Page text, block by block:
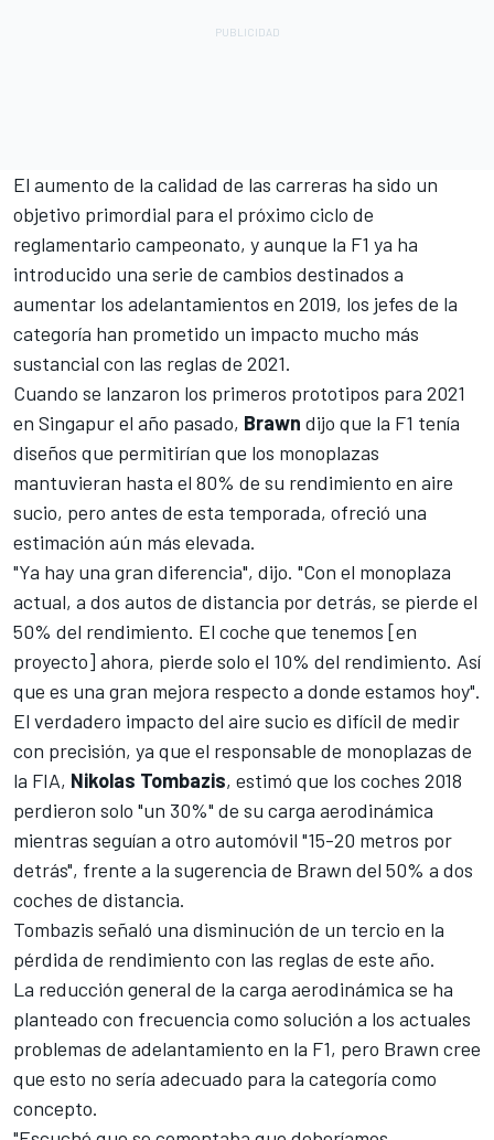
El aumento de la calidad de las carreras ha sido un
objetivo primordial para el próximo ciclo de
reglamentario campeonato, y aunque la F1 ya ha
introducido una serie de cambios destinados a
aumentar los adelantamientos en 2019, los jefes de la
categoría han prometido un impacto mucho más
sustancial con las reglas de 2021.
Cuando se lanzaron los primeros prototipos para 2021
en Singapur el año pasado, Brawn dijo que la F1 tenía
diseños que permitirían que los monoplazas
mantuvieran hasta el 80% de su rendimiento en aire
sucio, pero antes de esta temporada, ofreció una
estimación aún más elevada.
"Ya hay una gran diferencia", dijo. "Con el monoplaza
actual, a dos autos de distancia por detrás, se pierde el
50% del rendimiento. El coche que tenemos [en
proyecto] ahora, pierde solo el 10% del rendimiento. Así
que es una gran mejora respecto a donde estamos hoy".
El verdadero impacto del aire sucio es difícil de medir
con precisión, ya que el responsable de monoplazas de
la FIA, Nikolas Tombazis, estimó que los coches 2018
perdieron solo "un 30%" de su carga aerodinámica
mientras seguían a otro automóvil "15-20 metros por
detrás", frente a la sugerencia de Brawn del 50% a dos
coches de distancia.
Tombazis señaló una disminución de un tercio en la
pérdida de rendimiento con las reglas de este año.
La reducción general de la carga aerodinámica se ha
planteado con frecuencia como solución a los actuales
problemas de adelantamiento en la F1, pero Brawn cree
que esto no sería adecuado para la categoría como
concepto.